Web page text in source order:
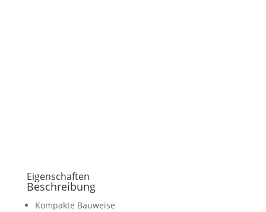
Eigenschaften
Beschreibung
Kompakte Bauweise